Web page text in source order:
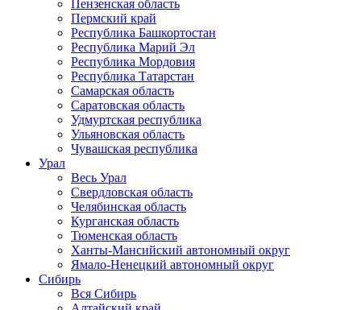
Пензенская область
Пермский край
Республика Башкортостан
Республика Марий Эл
Республика Мордовия
Республика Татарстан
Самарская область
Саратовская область
Удмуртская республика
Ульяновская область
Чувашская республика
Урал
Весь Урал
Свердловская область
Челябинская область
Курганская область
Тюменская область
Ханты-Мансийский автономный округ
Ямало-Ненецкий автономный округ
Сибирь
Вся Сибирь